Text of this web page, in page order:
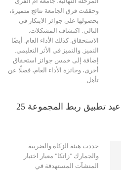
وحققت فرق الجامعة نتائج متميزة،
بحصولها على جوائز الابتكار في
التالي: اكتشاف المشكلات.
الاستحقاق. كذلك الأداء العام. أيضًا
التميز. والتميز في الأثر التعليمي.
إضافة إلى خمس جوائز استحقاق
أخرى، وجائزة الأداء العام، فضلًا عن
تأهل…
«زاتكا» تنشر تفاصيل ومواعيد تطبيق ربط المجموعة 25
حددت هيئة الزكاة والضريبة
والجمارك "زاتكا" معيار اختيار
المنشآت المستهدفة في